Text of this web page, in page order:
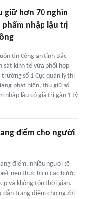
giữ hơn 70 nghìn
phẩm nhập lậu trị
tin Công an tỉnh Bắc
sát kinh tế vừa phối hợp
số 1 Cục quản lý thị
phát hiện, thu giữ số
nhập lậu có giá trị gần 1 tỷ
điểm cho người
điểm, nhiều người sẽ
nên thực hiện các bước
và không tốn thời gian.
dẫn trang điểm cho người